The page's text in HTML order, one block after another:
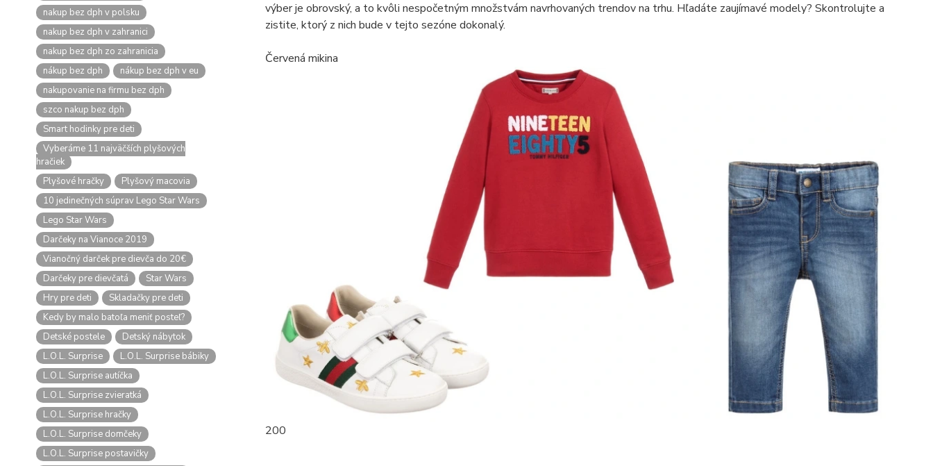
nakup bez dph v polsku
nakup bez dph v zahranici
nakup bez dph zo zahranicia
nákup bez dph
nákup bez dph v eu
nakupovanie na firmu bez dph
szco nakup bez dph
Smart hodinky pre deti
Vyberáme 11 najväčších plyšových
hračiek
Plyšové hračky
Plyšový macovia
10 jedinečných súprav Lego Star Wars
Lego Star Wars
Darčeky na Vianoce 2019
Vianočný darček pre dievča do 20€
Darčeky pre dievčatá
Star Wars
Hry pre deti
Skladačky pre deti
Kedy by malo batoľa meniť posteľ?
Detské postele
Detský nábytok
L.O.L. Surprise
L.O.L. Surprise bábiky
L.O.L. Surprise autíčka
L.O.L. Surprise zvieratká
L.O.L. Surprise hračky
L.O.L. Surprise domčeky
L.O.L. Surprise postavičky
výber je obrovský, a to kvôli nespočetným množstvám navrhovaných trendov na trhu. Hľadáte zaujímavé modely? Skontrolujte a
zistite, ktorý z nich bude v tejto sezóne dokonalý.
Červená mikina
200